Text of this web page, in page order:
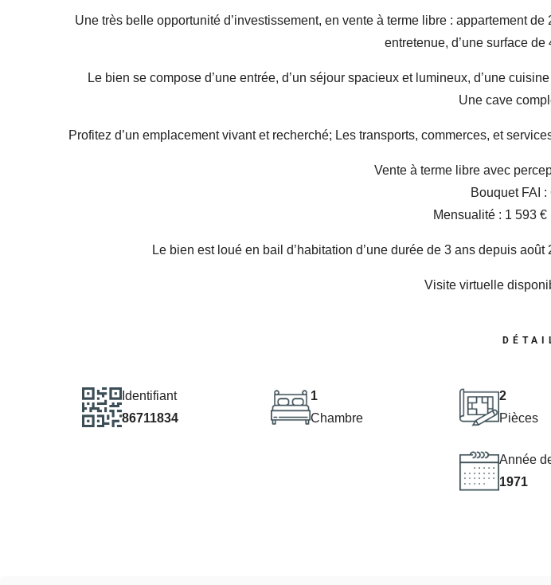
Une très belle opportunité d’investissement, en vente à terme libre : appartement
entretenue, d’une surface de
Le bien se compose d’une entrée, d’un séjour spacieux et lumineux, d’une
Une cave
Profitez d’un emplacement vivant et recherché; Les transports, commerces, et
Vente à terme libre avec
Bouquet FAI
Mensualité : 1 593
Le bien est loué en bail d’habitation d’une durée de 3 ans depuis
Visite virtuelle
Identifiant
86711834
1
Chambre
2
Pièces
Année
1971